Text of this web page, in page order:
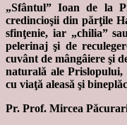
„Sfântul” Ioan de la
credincioşii din părţile
sfinţenie, iar „chilia”
pelerinaj şi de
cuvânt de mângâiere şi
naturală ale
cu viaţă aleasă şi
Pr. Prof. Mircea